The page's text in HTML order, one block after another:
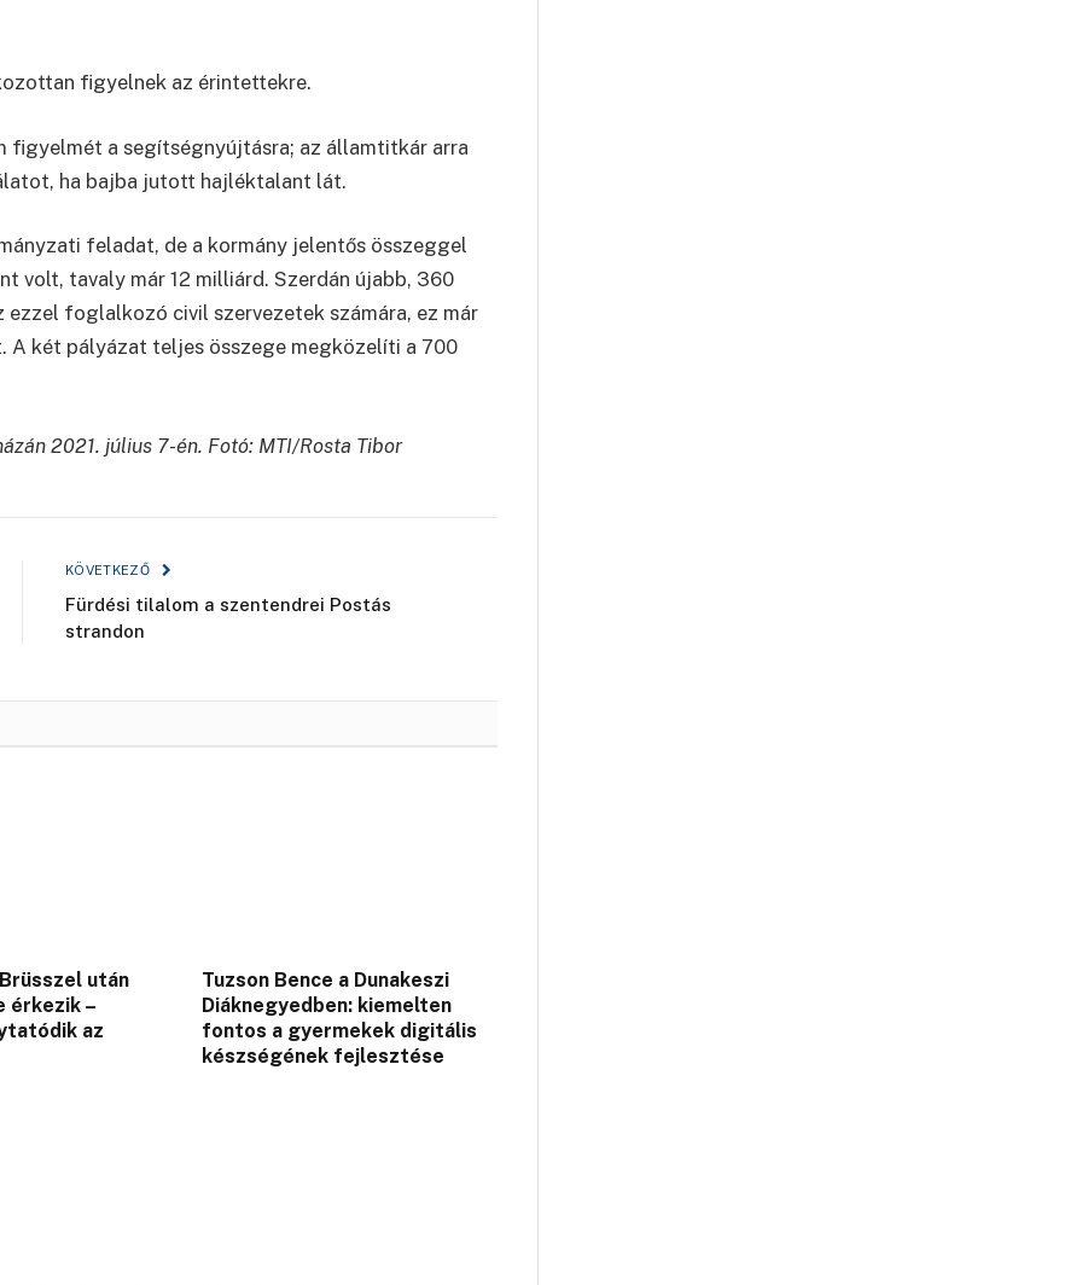
figyelnek az érintettekre.
figyelmét a segítségnyújtásra; az államtitkár arra
ha bajba jutott hajléktalant lát.
feladat, de a kormány jelentős összeggel
volt, tavaly már 12 milliárd. Szerdán újabb, 360
foglalkozó civil szervezetek számára, ez már
A két pályázat teljes összege megközelíti a 700
2021. július 7-én. Fotó: MTI/Rosta Tibor
KÖVETKEZŐ
Fürdési tilalom a szentendrei Postás
strandon
után
érkezik –
az
Tuzson Bence a Dunakeszi
Diáknegyedben: kiemelten
fontos a gyermekek digitális
készségének fejlesztése